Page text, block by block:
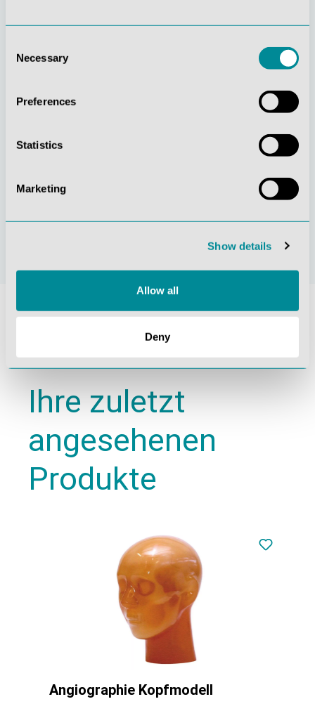
Selection
Necessary
Preferences
Statistics
Marketing
Show details
Allow all
Deny
Gelebte
Verständnis für
Handeln
Zertifizierung ISO
9001
Ihre zuletzt
angesehenen
Produkte
Angiographie Kopfmodell